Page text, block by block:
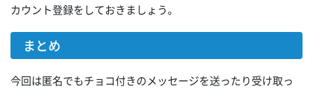
カウント登録をしておきましょう。
まとめ
今回は匿名でもチョコ付きのメッセージを送ったり受け取っ